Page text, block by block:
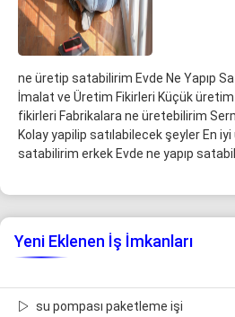
ne üretip satabilirim Evde Ne Yapıp
İmalat ve Üretim Fikirleri Küçük
fikirleri Fabrikalara ne üretebilirim
Kolay yapilip satılabilecek şeyler En
satabilirim erkek Evde ne yapıp
Yeni Eklenen İş İmkanları
su pompası paketleme işi